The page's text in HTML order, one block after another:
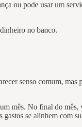
ou pode usar um
no banco.
senso comum,
mês. No final do
gastos se alinhem com